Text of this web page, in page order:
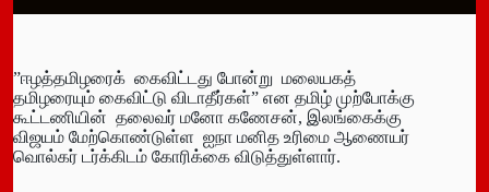
”ஈழத்தமிழரைக் கைவிட்டது போன்று மலையகத்
தமிழரையும் கைவிட்டு விடாதீர்கள்” என தமிழ் முற்போக்கு
கூட்டணியின் தலைவர் மனோ கணேசன், இலங்கைக்கு
விஜயம் மேற்கொண்டுள்ள ஐநா மனித உரிமை ஆணையர்
வொல்கர் டர்க்கிடம் கோரிக்கை விடுத்துள்ளார்.